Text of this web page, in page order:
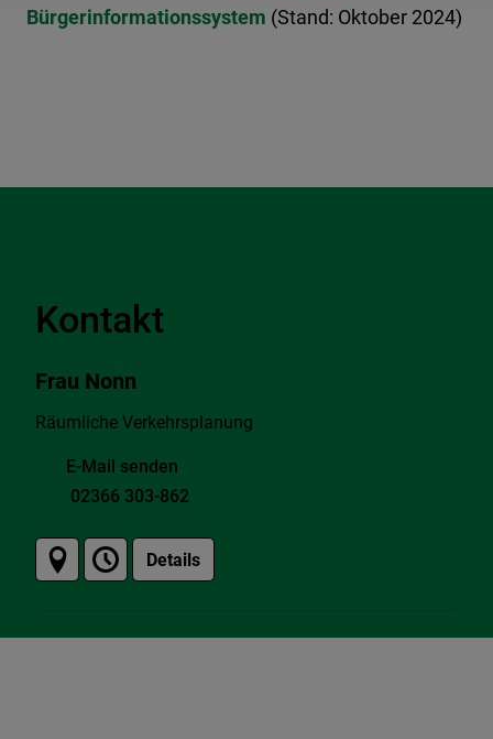
Bürgerinformationssystem (Stand: Oktober 2024)
Kontakt
Frau Nonn
Räumliche Verkehrsplanung
E-Mail senden
02366 303-862
Details